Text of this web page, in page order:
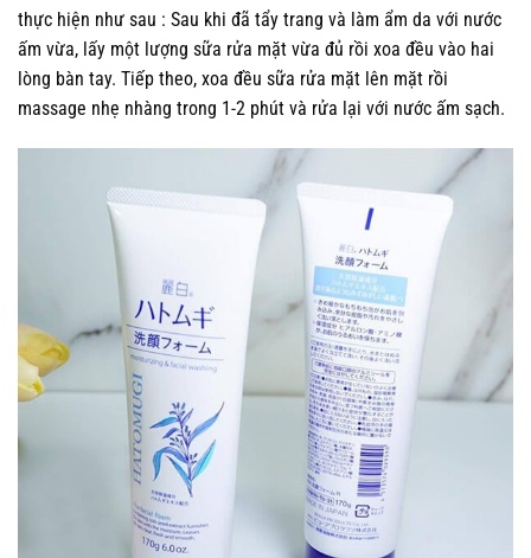
thực hiện như sau : Sau khi đã tẩy trang và làm ẩm da với nước
ấm vừa, lấy một lượng sữa rửa mặt vừa đủ rồi xoa đều vào hai
lòng bàn tay. Tiếp theo, xoa đều sữa rửa mặt lên mặt rồi
massage nhẹ nhàng trong 1-2 phút và rửa lại với nước ấm sạch.